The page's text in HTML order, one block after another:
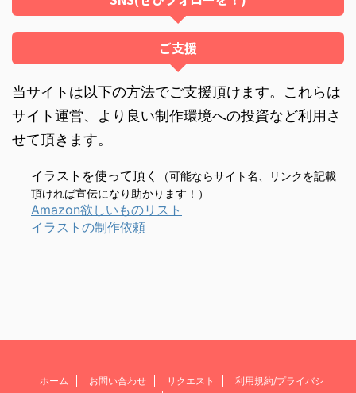
ご支援
当サイトは以下の方法でご支援頂けます。これらは
サイト運営、より良い制作環境への投資など利用さ
せて頂きます。
イラストを使って頂く
（可能ならサイト名、リンクを記載
頂ければ宣伝になり助かります！）
Amazon欲しいものリスト
イラストの制作依頼
ホーム お問い合わせ リクエスト
利用規約/プライバシ